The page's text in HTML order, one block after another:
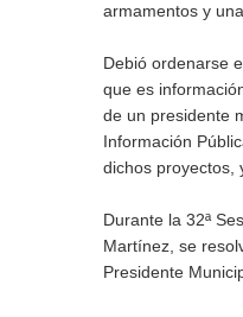
armamentos y
Debió ordenarse
que es
de un presidente
Información
dichos proyectos,
Durante la 32ª
Martínez, se
Presidente